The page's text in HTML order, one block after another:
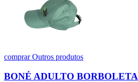
comprarOutros produtos
BONÉ ADULTO BORBOLETA